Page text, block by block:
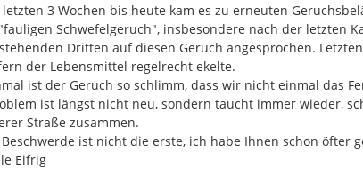
3 Wochen bis heute kam es zu erneuten
Schwefelgeruch", insbesondere nach der letzten
Dritten auf diesen Geruch angesprochen.
der Lebensmittel regelrecht ekelte.
ist der Geruch so schlimm, dass wir nicht einmal das
ist längst nicht neu, sondern taucht immer wieder,
Straße zusammen.
ist nicht die erste, ich habe Ihnen schon öfter
Eifrig